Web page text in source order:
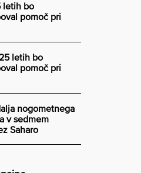
letih bo
pomoč pri
letih bo
pomoč pri
nogometnega
v sedmem
Saharo